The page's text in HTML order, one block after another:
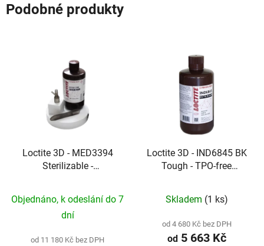
Podobné produkty
Loctite 3D - MED3394
Sterilizable -
DLP/LCD/mSLA resin s
HDT 100 °C
Objednáno, k odeslání do 7
dní
od 11 180 Kč bez DPH
Loctite 3D - IND6845 BK
Tough - TPO-free
koncové díly (Matte
Skladem (1 ks)
od 4 680 Kč bez DPH
od5 663 Kč